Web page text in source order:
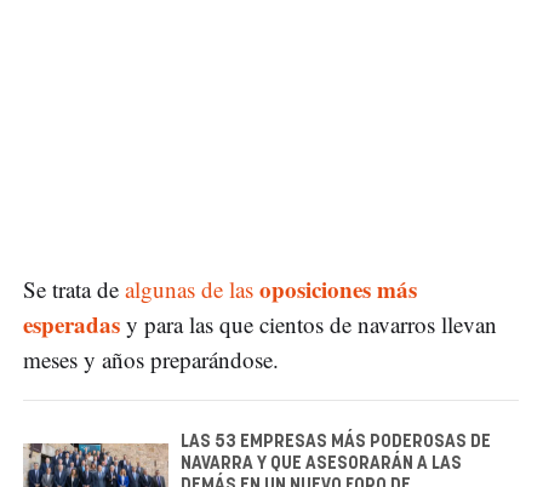
Se trata de algunas de las oposiciones más
esperadas y para las que cientos de navarros llevan
meses y años preparándose.
LAS 53 EMPRESAS MÁS PODEROSAS DE
NAVARRA Y QUE ASESORARÁN A LAS